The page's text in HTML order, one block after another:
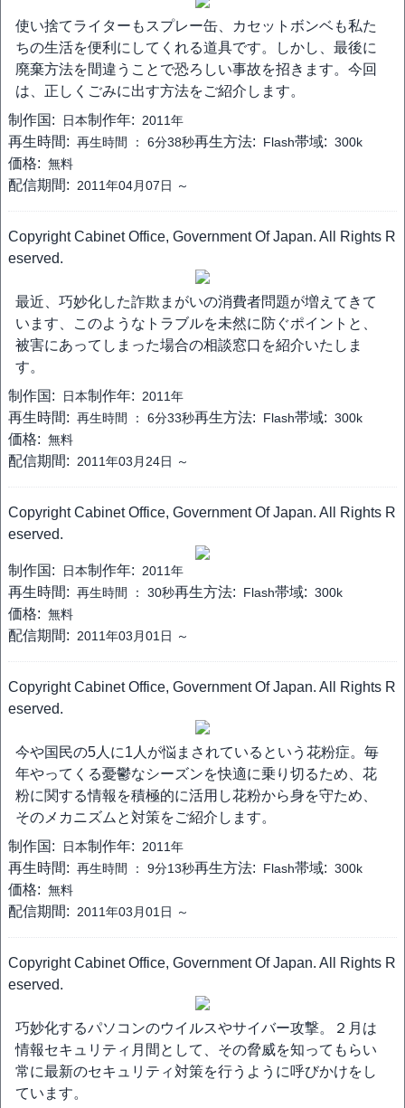
使い捨てライターもスプレー缶、カセットボンベも私た
ちの生活を便利にしてくれる道具です。しかし、最後に
廃棄方法を間違うことで恐ろしい事故を招きます。今回
は、正しくごみに出す方法をご紹介します。
制作国:
日本制作年: 2011年
再生時間: 再生時間 ： 6分38秒再生方法: Flash帯域: 300k
価格: 無料
配信期間: 2011年04月07日 ～
Copyright Cabinet Office, Government Of Japan. All Rights R
eserved.
最近、巧妙化した詐欺まがいの消費者問題が増えてきて
います、このようなトラブルを未然に防ぐポイントと、
被害にあってしまった場合の相談窓口を紹介いたしま
す。
制作国:
日本制作年: 2011年
再生時間: 再生時間 ： 6分33秒再生方法: Flash帯域: 300k
価格: 無料
配信期間: 2011年03月24日 ～
Copyright Cabinet Office, Government Of Japan. All Rights R
eserved.
制作国: 日本制作年: 2011年
再生時間: 再生時間 ： 30秒再生方法: Flash帯域: 300k
価格: 無料
配信期間: 2011年03月01日 ～
Copyright Cabinet Office, Government Of Japan. All Rights R
eserved.
今や国民の5人に1人が悩まされているという花粉症。毎
年やってくる憂鬱なシーズンを快適に乗り切るため、花
粉に関する情報を積極的に活用し花粉から身を守ため、
そのメカニズムと対策をご紹介します。
制作国:
日本制作年: 2011年
再生時間: 再生時間 ： 9分13秒再生方法: Flash帯域: 300k
価格: 無料
配信期間: 2011年03月01日 ～
Copyright Cabinet Office, Government Of Japan. All Rights R
eserved.
巧妙化するパソコンのウイルスやサイバー攻撃。２月は
情報セキュリティ月間として、その脅威を知ってもらい
常に最新のセキュリティ対策を行うように呼びかけをし
ています。